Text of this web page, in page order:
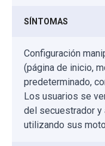
SÍNTOMAS
Configuración
(página de inicio,
predeterminado,
Los usuarios se
del secuestrador y
utilizando sus